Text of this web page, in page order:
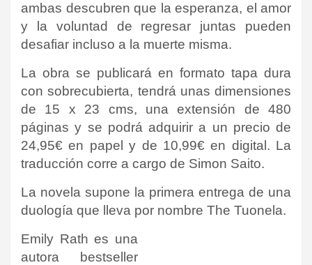
ambas descubren que la esperanza, el amor
y la voluntad de regresar juntas pueden
desafiar incluso a la muerte misma.
La obra se publicará en formato tapa dura
con sobrecubierta, tendrá unas dimensiones
de 15 x 23 cms, una extensión de 480
páginas y se podrá adquirir a un precio de
24,95€ en papel y de 10,99€ en digital. La
traducción corre a cargo de Simon Saito.
La novela supone la primera entrega de una
duología que lleva por nombre The Tuonela.
Emily Rath es una
autora bestseller